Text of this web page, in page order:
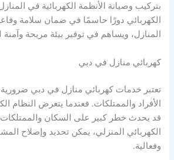
بتركيب وصيانة الأنظمة الكهربائية في
الكهربائي دورًا حاسمًا في ضمان سلامة
المنازل، ويساهم في توفير بيئة مريحة
كهربائي منازل في دبي
تعتبر خدمات كهربائي منازل في دبي
الأفراد والممتلكات. فعندما يتعرض النظام
قد يحدث خطر كبير على السكان
الكهربائي المنزلي، يمكن تحديد وإصلاح
وفعالية.